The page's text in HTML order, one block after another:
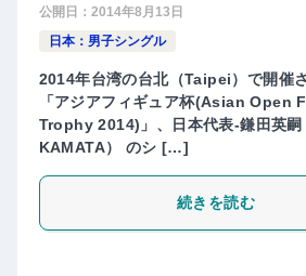
公開日： 2014年8月13日
日本：男子シングル
2014年台湾の台北（Taipei）で開催
「アジアフィギュア杯(Asian Open
Trophy 2014)」、日本代表-鎌田英
KAMATA） のシ […]
続きを読む